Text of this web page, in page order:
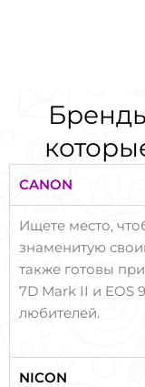
CANON
Ищете место,
знаменитую
также готовы
7D Mark II и
любителей.
NICON